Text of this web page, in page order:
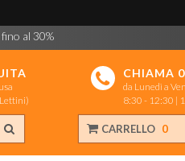
al 30%
CHIAMA
da Lunedì a
8:30 - 12:30 |
CARRELLO 0